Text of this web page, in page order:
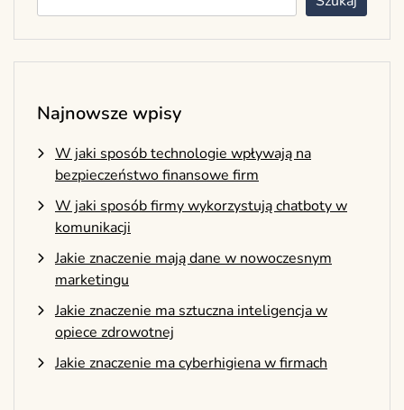
Najnowsze wpisy
W jaki sposób technologie wpływają na
bezpieczeństwo finansowe firm
W jaki sposób firmy wykorzystują chatboty w
komunikacji
Jakie znaczenie mają dane w nowoczesnym
marketingu
Jakie znaczenie ma sztuczna inteligencja w
opiece zdrowotnej
Jakie znaczenie ma cyberhigiena w firmach